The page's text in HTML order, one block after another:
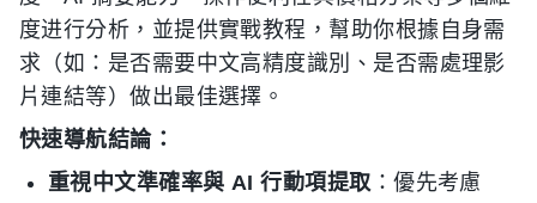
度进行分析，並提供實戰教程，幫助你根據自身需
求（如：是否需要中文高精度識別、是否需處理影
片連結等）做出最佳選擇。
快速導航結論：
重視中文準確率與 AI 行動項提取：優先考慮